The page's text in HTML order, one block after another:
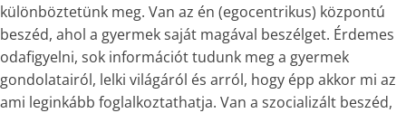
különböztetünk meg. Van az én (egocentrikus) központú
beszéd, ahol a gyermek saját magával beszélget. Érdemes
odafigyelni, sok információt tudunk meg a gyermek
gondolatairól, lelki világáról és arról, hogy épp akkor mi az
ami leginkább foglalkoztathatja. Van a szocializált beszéd,